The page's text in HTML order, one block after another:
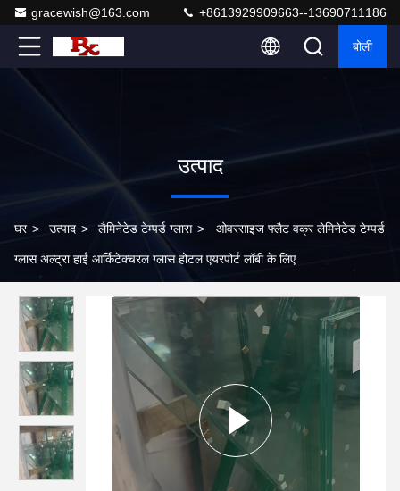
gracewish@163.com +8613929909663--13690711186
बोली
उत्पाद
घर > उत्पाद > लैमिनेटेड टेम्पर्ड ग्लास > ओवरसाइज फ्लैट वक्र लेमिनेटेड टेम्पर्ड
ग्लास अल्ट्रा हाई आर्किटेक्चरल ग्लास होटल एयरपोर्ट लॉबी के लिए